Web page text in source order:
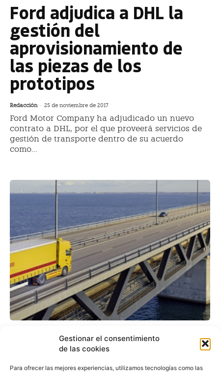
Gestionar el consentimiento
de las cookies
Para ofrecer las mejores experiencias, utilizamos tecnologías como las
Ford adjudica a DHL la
gestión del
aprovisionamiento de
las piezas de los
prototipos
Redacción - 25 de noviembre de 2017
Ford Motor Company ha adjudicado un nuevo
contrato a DHL, por el que proveerá servicios de
gestión de transporte dentro de su acuerdo
como...
DHL firma un contrato
con Volkswagen para la